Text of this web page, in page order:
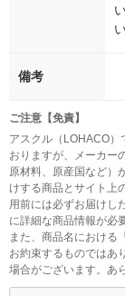
備考
ご注意【免責】
アスクル（LOHACO
おりますが、メーカー
原材料、原産国など）
けする商品とサイト上
用前には必ずお届けし
に詳細な商品情報が必
また、商品名における
お約束するものではあ
場合がございます。あ